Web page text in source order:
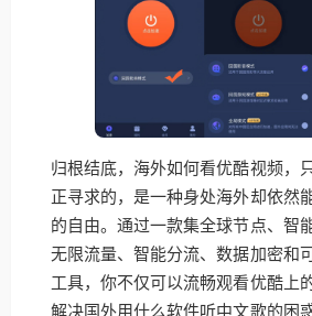
归根结底，海外如何看优酷视频，
正寻求的，是一种身处海外却依然
的自由。通过一款集全球节点、智
无限流量、智能分流、数据加密和
工具，你不仅可以流畅观看优酷上
解决国外用什么软件听中文歌的困